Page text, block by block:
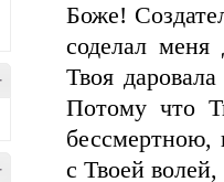
Боже!
соделал меня
Твоя
Потому что
бессмертною,
с Твоей